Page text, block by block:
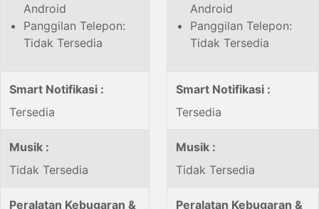
Android
Panggilan Telepon:
Tidak Tersedia
Android
Panggilan Telepon:
Tidak Tersedia
Smart Notifikasi :
Tersedia
Smart Notifikasi :
Tersedia
Musik :
Tidak Tersedia
Musik :
Tidak Tersedia
Peralatan Kebugaran &
Peralatan Kebugaran &